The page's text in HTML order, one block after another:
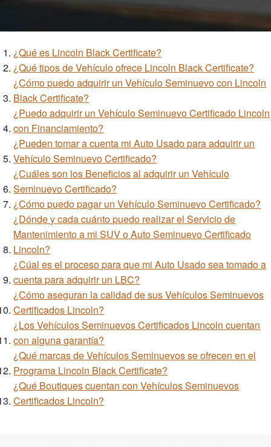
¿Qué es Lincoln Black Certificate?
¿Qué tipos de Vehículo ofrece Lincoln Black Certificate?
¿Cómo puedo adquirir un Vehículo Seminuevo con Lincoln
Black Certificate?
¿Puedo adquirir un Vehículo Seminuevo Certificado Lincoln
con Financiamiento?
¿Pueden tomar a cuenta mi Auto Usado para adquirir un
Vehículo Seminuevo Certificado?
¿Cuáles son los Beneficios al adquirir un Vehículo
Seminuevo Certificado?
¿Cómo puedo pagar un Vehículo Seminuevo Certificado?
¿Dónde y cada cuánto puedo realizar el Servicio de
Mantenimiento a mi SUV o Auto Seminuevo Certificado
Lincoln?
¿Cúal es el proceso para que mi Auto Usado sea tomado a
cuenta para adquirir un LBC?
¿Cómo aseguran la calidad de sus Vehículos Seminuevos
Certificados Lincoln?
¿Los Vehículos Seminuevos Certificados Lincoln cuentan
con alguna garantía?
¿Qué marcas de Vehículos Seminuevos se ofrecen en el
Programa Lincoln Black Certificate?
¿Qué Boutiques cuentan con Vehículos Seminuevos
Certificados Lincoln?